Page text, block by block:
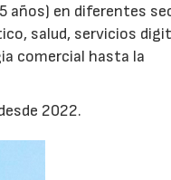
años) en diferentes
salud, servicios
comercial hasta la
2022.